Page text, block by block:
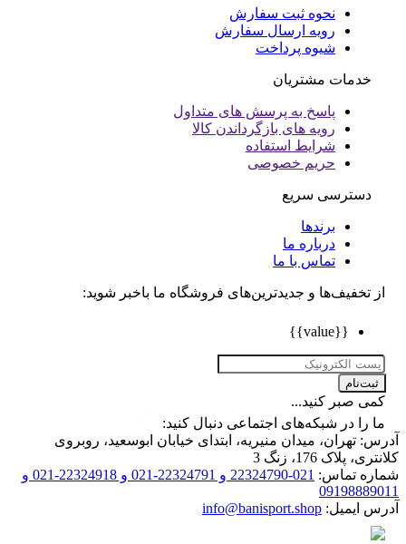
نحوه ثبت سفارش
رویه ارسال سفارش
شیوه پرداخت
خدمات مشتریان
پاسخ به پرسش های متداول
رویه های بازگرداندن کالا
شرایط استفاده
حریم خصوصی
دسترسی سریع
برندها
درباره ما
تماس با ما
تخفیف‌ها و جدیدترین‌های فروشگاه ما باخبر شوید:
صبر کنید...
را در شبکه‌های اجتماعی دنبال کنید:
تهران، میدان منیریه، ابتدای خیابان ابوسعید، روبروی
پلاک 176، زنگ 3
تماس:
021-22324790 و 22324791-021 و 22324918-021 و
ایمیل: info@banisport.shop